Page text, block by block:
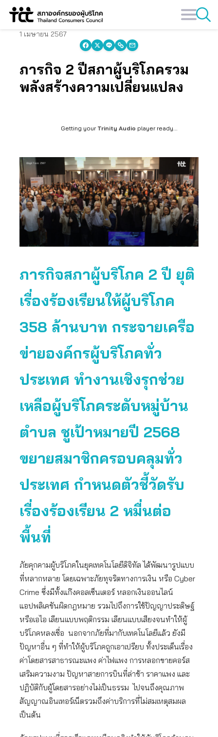
Skip
1 เมษายน 2567
ภารกิจ 2 ปีสภาผู้บริโภครวม
พลังสร้างความเปลี่ยนแปลง
Getting your Trinity Audio player ready...
ภารกิจสภาผู้บริโภค 2 ปี ยุติ
เรื่องร้องเรียนให้ผู้บริโภค
358 ล้านบาท กระจายเครือ
ข่ายองค์กรผู้บริโภคทั่ว
ประเทศ ทำงานเชิงรุกช่วย
เหลือผู้บริโภคระดับหมู่บ้าน
ตำบล ชูเป้าหมายปี 2568
ขยายสมาชิกครอบคลุมทั่ว
ประเทศ กำหนดตัวชี้วัดรับ
เรื่องร้องเรียน 2 หมื่นต่อ
พื้นที่
ภัยคุกคามผู้บริโภคในยุคเทคโนโลยีดิจิทัล ได้พัฒนารูปแบบ
ที่หลากหลาย โดยเฉพาะภัยทุจริตทางการเงิน หรือ Cyber
Crime ซึ่งมีทั้งแก๊งคอลเซ็นเตอร์ หลอกเงินออนไลน์
แอปพลิเคชันผิดกฎหมาย รวมไปถึงการใช้ปัญญาประดิษฐ์
หรือเอไอ เลียนแบบพฤติกรรม เลียนแบบเสียงจนทำให้ผู้
บริโภคหลงเชื่อ นอกจากภัยที่มากับเทคโนโลยีแล้ว ยังมี
ปัญหาอื่น ๆ ที่ทำให้ผู้บริโภคถูกเอาเปรียบ ทั้งประเด็นเรื่อง
ค่าโดยสารสาธารณะแพง ค่าไฟแพง การหลอกขายคอร์ส
เสริมความงาม ปัญหาสายการบินที่ล่าช้า ราคาแพง และ
ปฏิบัติกับผู้โดยสารอย่างไม่เป็นธรรม ไปจนถึงคุณภาพ
สัญญาณอินเทอร์เน็ตรวมถึงค่าบริการที่ไม่สมเหตุสมผล
เป็นต้น